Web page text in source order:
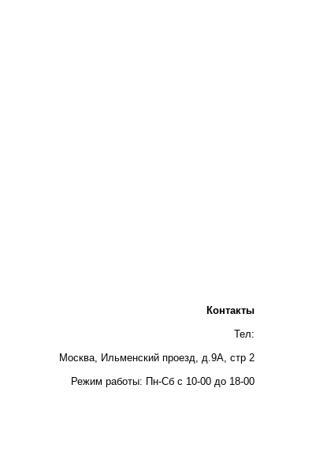
Контакты
Тел:
Москва, Ильменский проезд, д.9А, стр 2
Режим работы: Пн-Сб с 10-00 до 18-00